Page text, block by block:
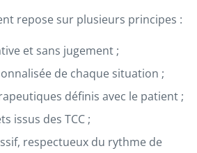
repose sur plusieurs principes :
et sans jugement ;
de chaque situation ;
définis avec le patient ;
issus des TCC ;
respectueux du rythme de